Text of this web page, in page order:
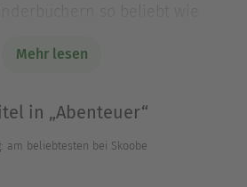
Leser:innen auf
Insel in Enid Blytons
Freunde“, als
mit „Den Drei ???“
Mehr lesen
in „Abenteuer“
am beliebtesten bei Skoobe